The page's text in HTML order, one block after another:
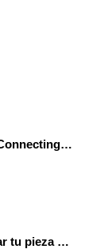
educativo
Ready, Steady, Go! 25/26: Connecting Cultures, Learning English
Videotutorial · Cómo grabar tu pieza sonora · Radio Jarales